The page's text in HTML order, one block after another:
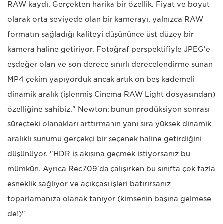
RAW kaydı. Gerçekten harika bir özellik. Fiyat ve boyut
olarak orta seviyede olan bir kamerayı, yalnızca RAW
formatın sağladığı kaliteyi düşününce üst düzey bir
kamera haline getiriyor. Fotoğraf perspektifiyle JPEG'e
eşdeğer olan ve son derece sınırlı derecelendirme sunan
MP4 çekim yapıyorduk ancak artık on beş kademeli
dinamik aralık (işlenmiş Cinema RAW Light dosyasından)
özelliğine sahibiz." Newton; bunun prodüksiyon sonrası
süreçteki olanakları arttırmanın yanı sıra yüksek dinamik
aralıklı sunumu gerçekçi bir seçenek haline getirdiğini
düşünüyor. "HDR iş akışına geçmek istiyorsanız bu
mümkün. Ayrıca Rec709'da çalışırken bu sınıfta çok fazla
esneklik sağlıyor ve açıkçası işleri batırırsanız
toparlamanıza olanak tanıyor (kimsenin başına gelmese
de!)"